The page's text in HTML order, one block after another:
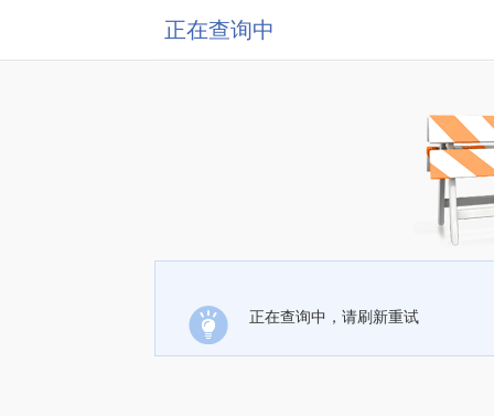
正在查询中
正在查询中，请刷新重试